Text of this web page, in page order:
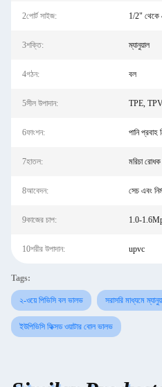
2পোর্ট সাইজ: 1/2" থেকে
3শক্তি: ম্যানুয়াল
4গঠন: বল
5সীল উপাদান: TPE,
6ফাংশন: পানি প্রবাহ
7হাতল: মরিচা
8আবেদন: সেচ এবং
9কাজের চাপ: 1.0-
10শরীর উপাদান: upvc
Tags:
২-ওয়ে পিভিসি বল ভালভ সরাসরি মাধ্যমে
ইউপিভিসি ফিক্সড ওয়াটার বোল ভালভ